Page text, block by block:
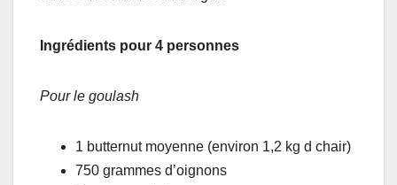
Ingrédients pour 4 personnes
Pour le goulash
1 butternut moyenne (environ 1,2 kg d chair)
750 grammes d’oignons